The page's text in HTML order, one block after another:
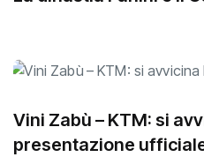
Vini Zabù – KTM: si
presentazione